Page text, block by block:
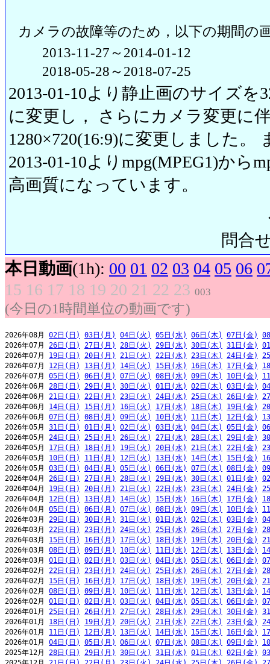
カメラの故障等のため，以下の期間の
2013-11-27～2014-01-12
2018-05-28～2018-07-25
2013-01-10より静止画のサイズを
に変更し， さらにカメラ変更に
1280×720(16:9)に変更しました。
2013-01-10よりmpg(MPEG1)から
高画質になっています。
問合
本日動画(1h): 00 01 02 03 04 05 06
15 16 17 18 19 20 21 22 23 003
(今日の1時間単位の動画です)
2026年08月 02日(日) 03日(月) 04日(火) 05日(水) 06日(木) 07日(金)
2026年07月 26日(日) 27日(月) 28日(火) 29日(水) 30日(木) 31日(金)
2026年07月 19日(日) 20日(月) 21日(火) 22日(水) 23日(木) 24日(金)
2026年07月 12日(日) 13日(月) 14日(火) 15日(水) 16日(木) 17日(金)
2026年07月 05日(日) 06日(月) 07日(火) 08日(水) 09日(木) 10日(金)
2026年06月 28日(日) 29日(月) 30日(火) 01日(水) 02日(木) 03日(金)
2026年06月 21日(日) 22日(月) 23日(火) 24日(水) 25日(木) 26日(金)
2026年06月 14日(日) 15日(月) 16日(火) 17日(水) 18日(木) 19日(金)
2026年06月 07日(日) 08日(月) 09日(火) 10日(水) 11日(木) 12日(金)
2026年05月 31日(日) 01日(月) 02日(火) 03日(水) 04日(木) 05日(金)
2026年05月 24日(日) 25日(月) 26日(火) 27日(水) 28日(木) 29日(金)
2026年05月 17日(日) 18日(月) 19日(火) 20日(水) 21日(木) 22日(金)
2026年05月 10日(日) 11日(月) 12日(火) 13日(水) 14日(木) 15日(金)
2026年05月 03日(日) 04日(月) 05日(火) 06日(水) 07日(木) 08日(金)
2026年04月 26日(日) 27日(月) 28日(火) 29日(水) 30日(木) 01日(金)
2026年04月 19日(日) 20日(月) 21日(火) 22日(水) 23日(木) 24日(金)
2026年04月 12日(日) 13日(月) 14日(火) 15日(水) 16日(木) 17日(金)
2026年04月 05日(日) 06日(月) 07日(火) 08日(水) 09日(木) 10日(金)
2026年03月 29日(日) 30日(月) 31日(火) 01日(水) 02日(木) 03日(金)
2026年03月 22日(日) 23日(月) 24日(火) 25日(水) 26日(木) 27日(金)
2026年03月 15日(日) 16日(月) 17日(火) 18日(水) 19日(木) 20日(金)
2026年03月 08日(日) 09日(月) 10日(火) 11日(水) 12日(木) 13日(金)
2026年03月 01日(日) 02日(月) 03日(火) 04日(水) 05日(木) 06日(金)
2026年02月 22日(日) 23日(月) 24日(火) 25日(水) 26日(木) 27日(金)
2026年02月 15日(日) 16日(月) 17日(火) 18日(水) 19日(木) 20日(金)
2026年02月 08日(日) 09日(月) 10日(火) 11日(水) 12日(木) 13日(金)
2026年02月 01日(日) 02日(月) 03日(火) 04日(水) 05日(木) 06日(金)
2026年01月 25日(日) 26日(月) 27日(火) 28日(水) 29日(木) 30日(金)
2026年01月 18日(日) 19日(月) 20日(火) 21日(水) 22日(木) 23日(金)
2026年01月 11日(日) 12日(月) 13日(火) 14日(水) 15日(木) 16日(金)
2026年01月 04日(日) 05日(月) 06日(火) 07日(水) 08日(木) 09日(金)
2025年12月 28日(日) 29日(月) 30日(火) 31日(水) 01日(木) 02日(金)